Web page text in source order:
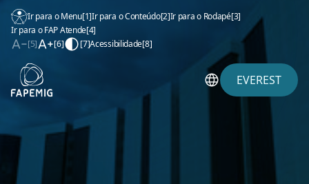
Ir para o Menu[1]Ir para o Conteúdo[2]Ir para o Rodapé[3]
Ir para o FAP Atende[4]
[5]
[6] [7]Acessibilidade[8]
EVEREST